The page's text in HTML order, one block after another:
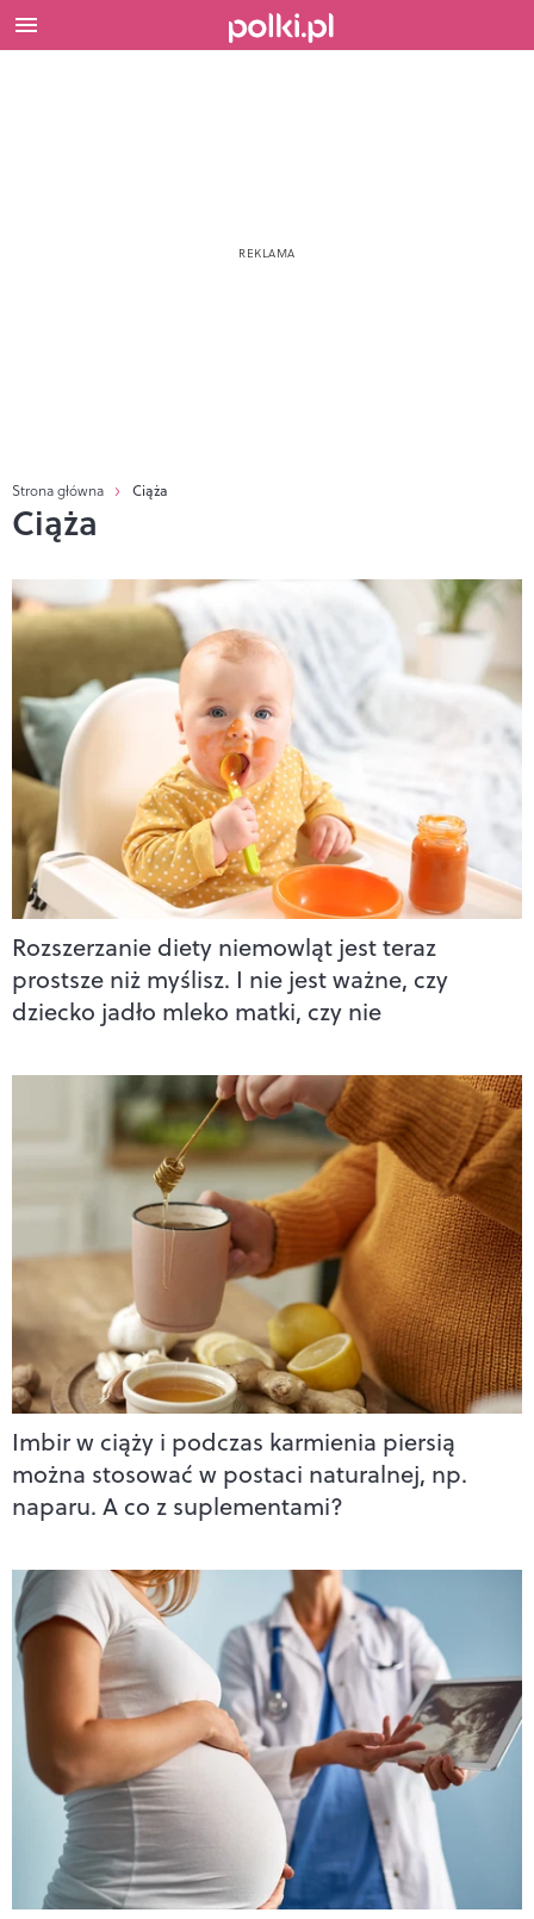
Strona główna Ciąża
Ciąża
Rozszerzanie diety niemowląt jest teraz
prostsze niż myślisz. I nie jest ważne, czy
dziecko jadło mleko matki, czy nie
Imbir w ciąży i podczas karmienia piersią
można stosować w postaci naturalnej, np.
naparu. A co z suplementami?